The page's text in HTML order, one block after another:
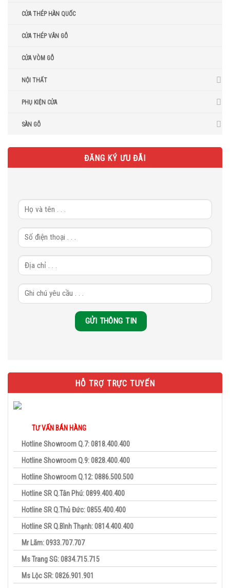
CỬA THÉP HÀN QUỐC
CỬA THÉP VÂN GỖ
CỬA VÒM GỖ
NỘI THẤT
PHỤ KIỆN CỬA
SÀN GỖ
ĐĂNG KÝ ƯU ĐÃI
HỖ TRỢ TRỰC TUYẾN
TƯ VẤN BÁN HÀNG
Hotline Showroom Q.7: 0818.400.400
Hotline Showroom Q.9: 0828.400.400
Hotline Showroom Q.12: 0886.500.500
Hotline SR Q.Tân Phú: 0899.400.400
Hotline SR Q.Thủ Đức: 0855.400.400
Hotline SR Q.Bình Thạnh: 0814.400.400
Mr Lãm: 0933.707.707
Ms Trang SG: 0834.715.715
Ms Lộc SR: 0826.901.901